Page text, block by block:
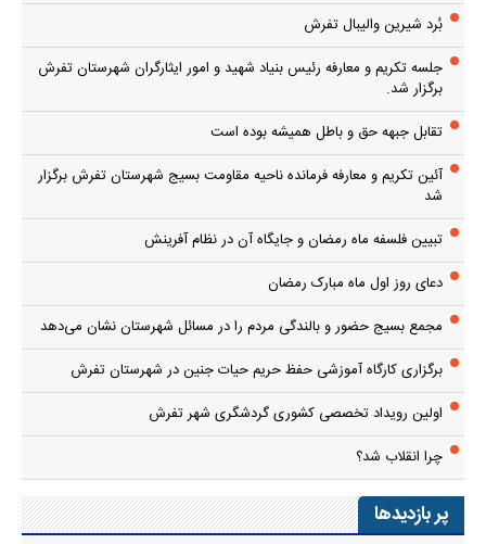
بُرد شیرین والیبال تفرش
جلسه تکریم و معارفه رئیس بنیاد شهید و امور ایثارگران شهرستان تفرش
برگزار شد.
تقابل جبهه حق و باطل همیشه بوده است
آئین تکریم و معارفه فرمانده ناحیه مقاومت بسیج شهرستان تفرش برگزار
شد
تبیین فلسفه ماه رمضان و جایگاه آن در نظام آفرینش
دعای روز اول ماه مبارک رمضان
مجمع بسیج حضور و بالندگی مردم را در مسائل شهرستان نشان می‌دهد
برگزاری کارگاه آموزشی حفظ حریم حیات جنین در شهرستان تفرش
اولین رویداد تخصصی کشوری گردشگری شهر تفرش
چرا انقلاب شد؟
پر بازدیدها